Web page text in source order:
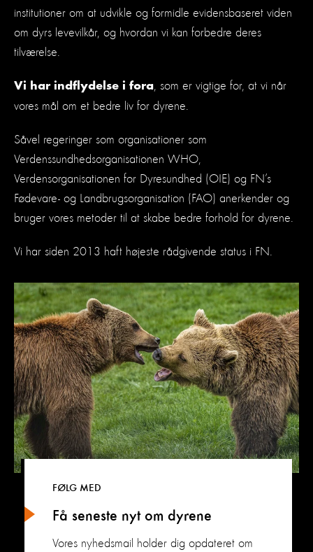
institutioner om at udvikle og formidle evidensbaseret viden
om dyrs levevilkår, og hvordan vi kan forbedre deres
tilværelse.
Vi har indflydelse i fora, som er vigtige for, at vi når
vores mål om et bedre liv for dyrene.
Såvel regeringer som organisationer som
Verdenssundhedsorganisationen WHO,
Verdensorganisationen for Dyresundhed (OIE) og FN’s
Fødevare- og Landbrugsorganisation (FAO) anerkender og
bruger vores metoder til at skabe bedre forhold for dyrene.
Vi har siden 2013 haft højeste rådgivende status i FN.
Få seneste nyt om dyrene
FØLG MED
Vores nyhedsmail holder dig opdateret om